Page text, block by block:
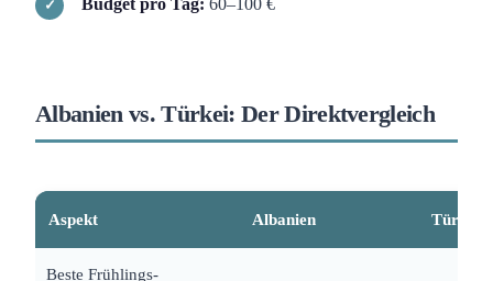
Budget pro Tag: 60–100 €
Albanien vs. Türkei: Der Direktvergleich
Aspekt Albanien Türkei
Beste Frühlings-